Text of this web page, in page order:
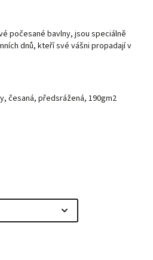
počesané bavlny, jsou speciálně
dnů, kteří své vášni propadají v
česaná, předsrážená, 190gm2